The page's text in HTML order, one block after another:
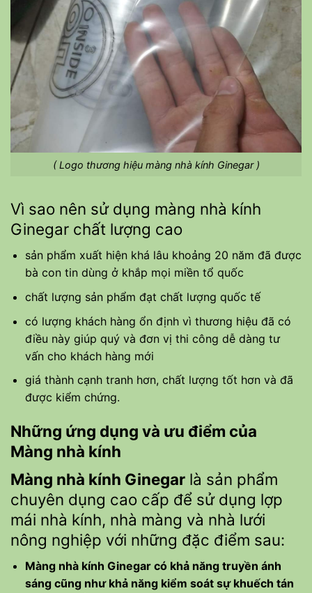
( Logo thương hiệu màng nhà kính Ginegar )
Vì sao nên sử dụng màng nhà kính
Ginegar chất lượng cao
sản phẩm xuất hiện khá lâu khoảng 20 năm đã được
bà con tin dùng ở khắp mọi miền tổ quốc
chất lượng sản phẩm đạt chất lượng quốc tế
có lượng khách hàng ổn định vì thương hiệu đã có
điều này giúp quý và đơn vị thi công dễ dàng tư
vấn cho khách hàng mới
giá thành cạnh tranh hơn, chất lượng tốt hơn và đã
được kiểm chứng.
Những ứng dụng và ưu điểm của
Màng nhà kính
Màng nhà kính Ginegar là sản phẩm
chuyên dụng cao cấp để sử dụng lợp
mái nhà kính, nhà màng và nhà lưới
nông nghiệp với những đặc điểm sau:
Màng nhà kính Ginegar có khả năng truyền ánh
sáng cũng như khả năng kiểm soát sự khuếch tán